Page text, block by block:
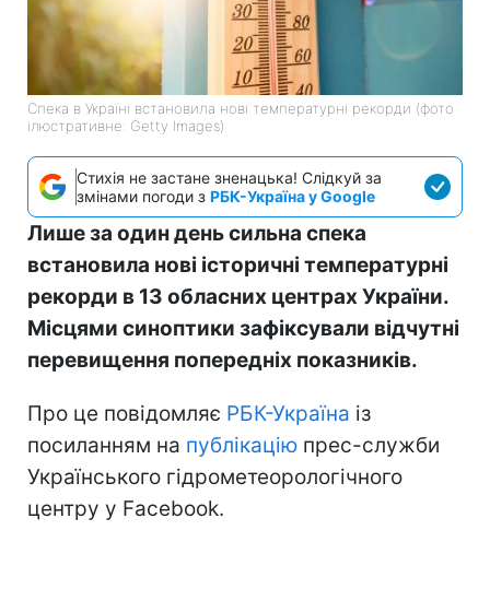
Спека в Україні встановила нові температурні рекорди (фото
ілюстративне: Getty Images)
Стихія не застане зненацька! Слідкуй за
змінами погоди з РБК-Україна у Google
Лише за один день сильна спека
встановила нові історичні температурні
рекорди в 13 обласних центрах України.
Місцями синоптики зафіксували відчутні
перевищення попередніх показників.
Про це повідомляє РБК-Україна із
посиланням на публікацію прес-служби
Українського гідрометеорологічного
центру у Facebook.